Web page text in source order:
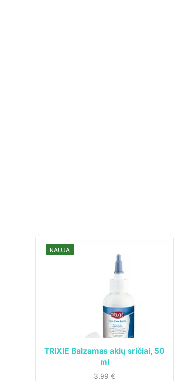
NAUJA
TRIXIE Balzamas akių sričiai, 50
ml
3.99 €
Įmonės kodas: 306308303
PVM mokėtojo kodas: LT100017892614
Tel.:+370 699 75000
aumiaumaistas@gmail.com